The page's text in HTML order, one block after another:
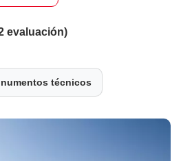
evaluación)
técnicos